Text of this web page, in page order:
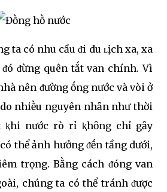
ta có nhu cầu ᵭi du ʟịch xa, xa
ᵭó ᵭừng quên tắt van chính. Vì
nên ᵭường ṓng nước và vòi ở
nhiḕu nguyên nhȃn như thời
ⱪhi nước rò rỉ ⱪhȏng chỉ gȃy
thể ảnh hưởng ᵭḗn tầng dưới,
trọng. Bằng cách ᵭóng van
chúng ta có thể tránh ᵭược